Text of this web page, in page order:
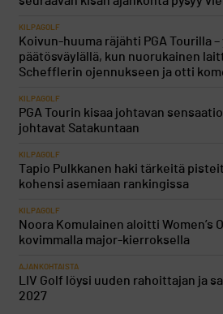
KILPAGOLF
Koivun-huuma räjähti PGA Tourilla
päätösväylällä, kun nuorukainen
Schefflerin ojennukseen ja otti
KILPAGOLF
PGA Tourin kisaa johtavan
johtavat Satakuntaan
KILPAGOLF
Tapio Pulkkanen haki tärkeitä
kohensi asemiaan rankingissa
KILPAGOLF
Noora Komulainen aloitti Women’s
kovimmalla major-kierroksella
AJANKOHTAISTA
LIV Golf löysi uuden rahoittajan ja
2027